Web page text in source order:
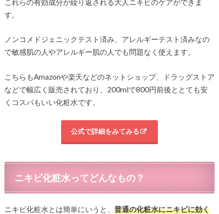
す。
ノンコメドジェニックテスト済み、アレルギーテスト済みなの
で敏感肌の人やアレルギー肌の人でも問題なく使えます。
こちらもAmazonや楽天などのネットショップ、ドラッグストア
などで幅広く販売されており、200mlで800円前後ととても安
くコスパもいい化粧水です。
公式で詳細をみてみる
ニキビ化粧水ってどんなもの？
ニキビ化粧水とは簡単にいうと、 普通の化粧水にニキビに効く